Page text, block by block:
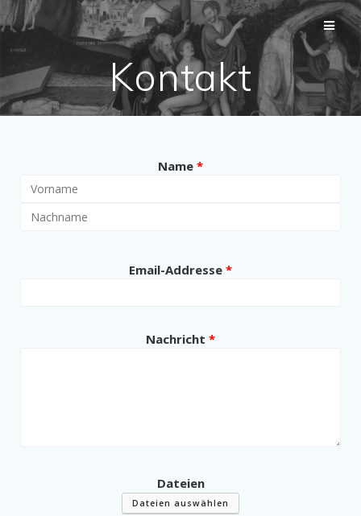
Kontakt
Name *
Email-Addresse *
Nachricht *
Dateien
Dateien auswählen